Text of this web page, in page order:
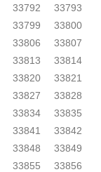
33792
33793
33799
33800
33806
33807
33813
33814
33820
33821
33827
33828
33834
33835
33841
33842
33848
33849
33855
33856